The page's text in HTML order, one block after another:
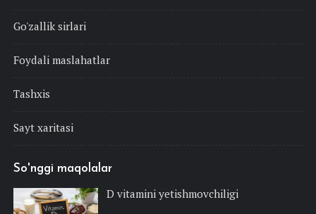
Go'zallik sirlari
Foydali maslahatlar
Tashxis
Sayt xaritasi
So'nggi maqolalar
D vitamini yetishmovchiligi